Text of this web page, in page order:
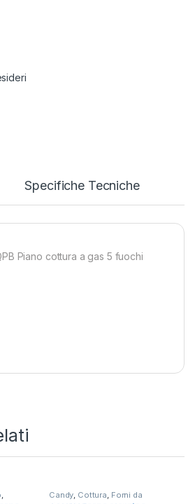
Specifiche Tecniche
Piano cottura a gas 5 fuochi
Candy Cottura Forni da